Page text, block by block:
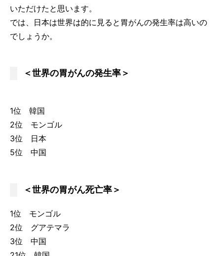
いただけたと思います。
では、日本は世界は的に見ると胃がんの発生率は高いの
でしょうか。
＜世界の胃がんの発生率＞
1位 韓国
2位 モンゴル
3位 日本
5位 中国
＜世界の胃がん死亡率＞
1位 モンゴル
2位 グアテマラ
3位 中国